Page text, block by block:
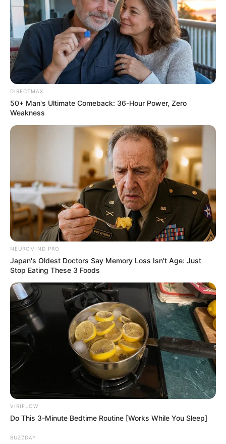
DIRECTMAX
50+ Man's Ultimate Comeback: 36-Hour Power, Zero
Weakness
NEUROMIND PRO
Japan's Oldest Doctors Say Memory Loss Isn't Age: Just
Stop Eating These 3 Foods
VIRIFLOW
Do This 3-Minute Bedtime Routine [Works While You Sleep]
BUZZDAY